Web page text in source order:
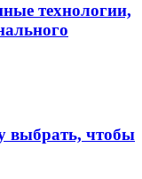
технологии,
выбрать, чтобы